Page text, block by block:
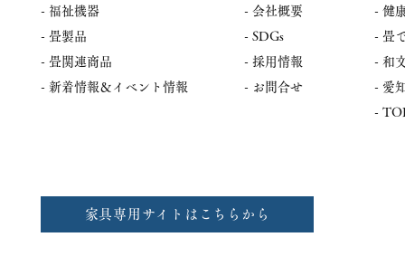
長野会場 畳工房マルヤマ株式
会社様 （住所：長野県長野市
南高田2-8-7） 📅日時 2026年8
月20日（木） 10：00～14：00
式会社
埼玉県
栄和1-4-7
了】 ご来場
した 展示会
- 福祉機器
- 畳製品
- 畳関連商品
​- 新着情報＆イベント情報
- 会社概要
- SDGs
- 採用情報
- お問合せ
- 健
- 畳
​- 和
​- 愛
​-
家具専用サイトはこちらから